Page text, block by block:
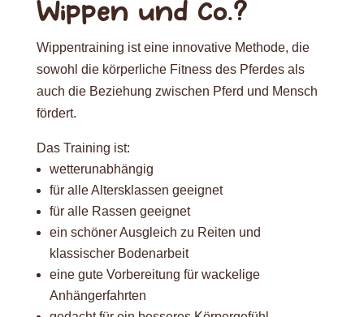
Wippen und Co.?
Wippentraining ist eine innovative Methode, die
sowohl die körperliche Fitness des Pferdes als
auch die Beziehung zwischen Pferd und Mensch
fördert.
Das Training ist:
wetterunabhängig
für alle Altersklassen geeignet
für alle Rassen geeignet
ein schöner Ausgleich zu Reiten und
klassischer Bodenarbeit
eine gute Vorbereitung für wackelige
Anhängerfahrten